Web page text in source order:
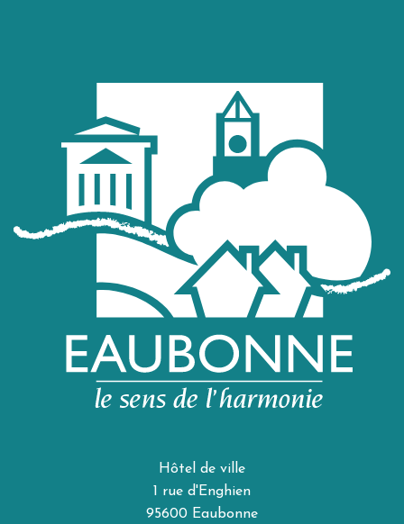
Hôtel de ville
1 rue d'Enghien
95600 Eaubonne